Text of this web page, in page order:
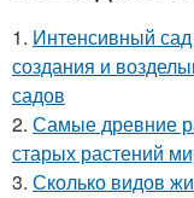
1. Интенсивный
создания и
садов
2. Самые древние
старых растений
3. Сколько видов